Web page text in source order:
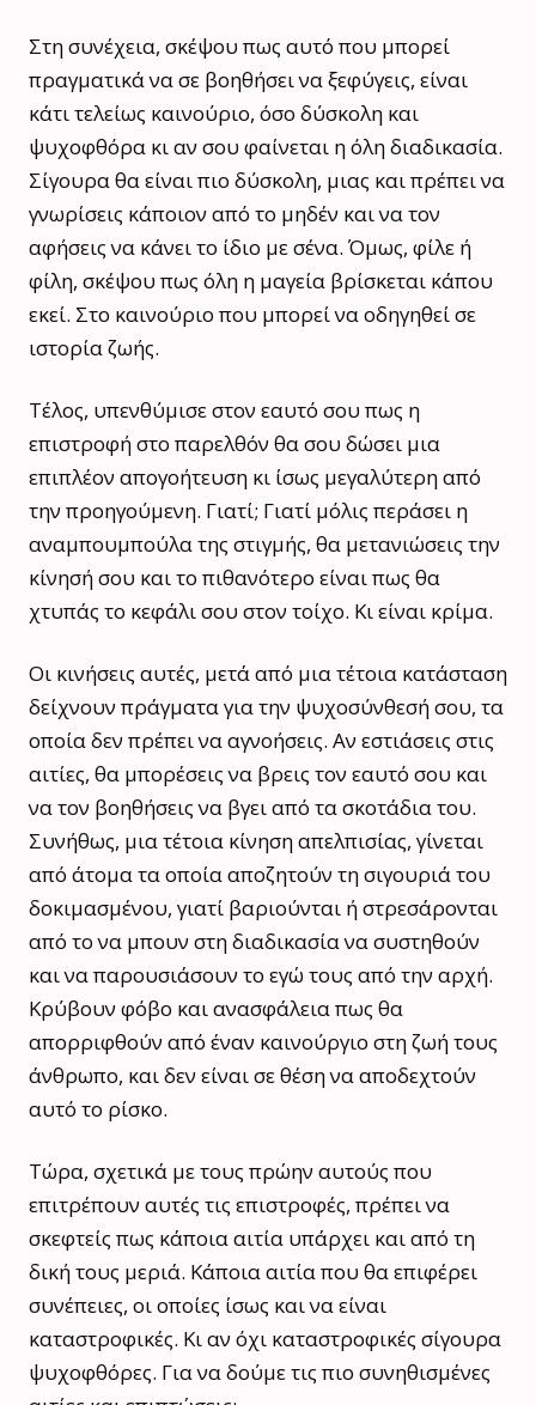
Στη συνέχεια, σκέψου πως αυτό που μπορεί
πραγματικά να σε βοηθήσει να ξεφύγεις, είναι
κάτι τελείως καινούριο, όσο δύσκολη και
ψυχοφθόρα κι αν σου φαίνεται η όλη διαδικασία.
Σίγουρα θα είναι πιο δύσκολη, μιας και πρέπει να
γνωρίσεις κάποιον από το μηδέν και να τον
αφήσεις να κάνει το ίδιο με σένα. Όμως, φίλε ή
φίλη, σκέψου πως όλη η μαγεία βρίσκεται κάπου
εκεί. Στο καινούριο που μπορεί να οδηγηθεί σε
ιστορία ζωής.
Τέλος, υπενθύμισε στον εαυτό σου πως η
επιστροφή στο παρελθόν θα σου δώσει μια
επιπλέον απογοήτευση κι ίσως μεγαλύτερη από
την προηγούμενη. Γιατί; Γιατί μόλις περάσει η
αναμπουμπούλα της στιγμής, θα μετανιώσεις την
κίνησή σου και το πιθανότερο είναι πως θα
χτυπάς το κεφάλι σου στον τοίχο. Κι είναι κρίμα.
Οι κινήσεις αυτές, μετά από μια τέτοια κατάσταση
δείχνουν πράγματα για την ψυχοσύνθεσή σου, τα
οποία δεν πρέπει να αγνοήσεις. Αν εστιάσεις στις
αιτίες, θα μπορέσεις να βρεις τον εαυτό σου και
να τον βοηθήσεις να βγει από τα σκοτάδια του.
Συνήθως, μια τέτοια κίνηση απελπισίας, γίνεται
από άτομα τα οποία αποζητούν τη σιγουριά του
δοκιμασμένου, γιατί βαριούνται ή στρεσάρονται
από το να μπουν στη διαδικασία να συστηθούν
και να παρουσιάσουν το εγώ τους από την αρχή.
Κρύβουν φόβο και ανασφάλεια πως θα
απορριφθούν από έναν καινούργιο στη ζωή τους
άνθρωπο, και δεν είναι σε θέση να αποδεχτούν
αυτό το ρίσκο.
Τώρα, σχετικά με τους πρώην αυτούς που
επιτρέπουν αυτές τις επιστροφές, πρέπει να
σκεφτείς πως κάποια αιτία υπάρχει και από τη
δική τους μεριά. Κάποια αιτία που θα επιφέρει
συνέπειες, οι οποίες ίσως και να είναι
καταστροφικές. Κι αν όχι καταστροφικές σίγουρα
ψυχοφθόρες. Για να δούμε τις πιο συνηθισμένες